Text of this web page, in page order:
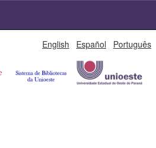
English Español Português